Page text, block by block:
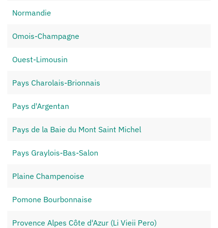
Normandie
Omois-Champagne
Ouest-Limousin
Pays Charolais-Brionnais
Pays d'Argentan
Pays de la Baie du Mont Saint Michel
Pays Graylois-Bas-Salon
Plaine Champenoise
Pomone Bourbonnaise
Provence Alpes Côte d'Azur (Li Vieii Pero)